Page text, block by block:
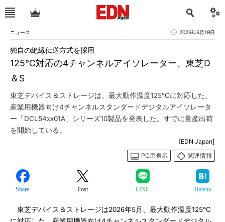
ニュース 2026年6月19日
125℃対応の4チャンネルアイソレーター、東芝D
＆S
独自の絶縁伝送方式を採用
東芝デバイス＆ストレージは、最大動作温度125℃に対応した、
産業用機器向け4チャンネルスタンダードデジタルアイソレータ
ー「DCL54xx01A」シリーズ10製品を発表した。すでに量産出荷
を開始している。
[EDN Japan]
PC用表示
関連情報
Share Post LINE Hatena
東芝デバイス＆ストレージは2026年5月、最大動作温度125℃